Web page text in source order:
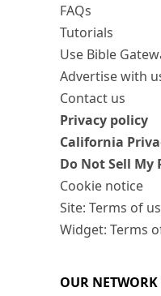
FAQs
Tutorials
Use Bible
Advertise with
Contact us
Privacy policy
California
Do Not Sell
Cookie notice
Site: Terms of
Widget: Terms
OUR NETWORK